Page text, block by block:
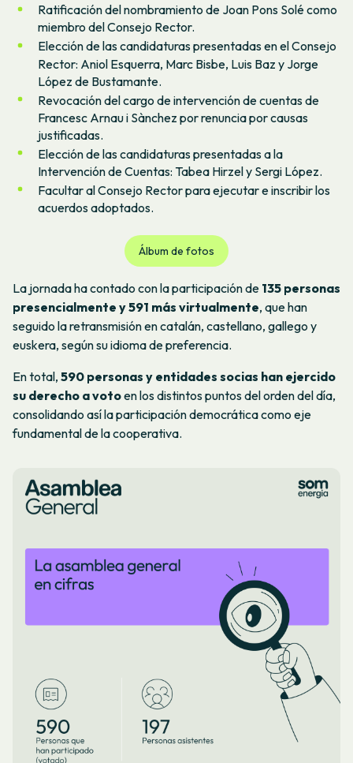
Ratificación del nombramiento de Joan Pons Solé como
miembro del Consejo Rector.
Elección de las candidaturas presentadas en el Consejo
Rector: Aniol Esquerra, Marc Bisbe, Luis Baz y Jorge
López de Bustamante.
Revocación del cargo de intervención de cuentas de
Francesc Arnau i Sànchez por renuncia por causas
justificadas.
Elección de las candidaturas presentadas a la
Intervención de Cuentas: Tabea Hirzel y Sergi López.
Facultar al Consejo Rector para ejecutar e inscribir los
acuerdos adoptados.
Álbum de fotos
La jornada ha contado con la participación de 135 personas
presencialmente y 591 más virtualmente, que han
seguido la retransmisión en catalán, castellano, gallego y
euskera, según su idioma de preferencia.
En total, 590 personas y entidades socias han ejercido
su derecho a votoen los distintos puntos del orden del día,
consolidando así la participación democrática como eje
fundamental de la cooperativa.